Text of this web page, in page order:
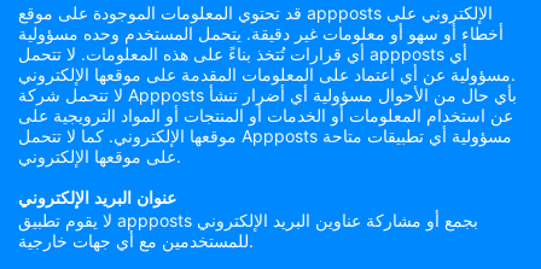
قد تحتوي المعلومات الموجودة على موقع appposts الإلكتروني على
أخطاء أو سهو أو معلومات غير دقيقة. يتحمل المستخدم وحده مسؤولية
أي قرارات تُتخذ بناءً على هذه المعلومات. لا تتحمل appposts أي
مسؤولية عن أي اعتماد على المعلومات المقدمة على موقعها الإلكتروني.
لا تتحمل شركة Appposts بأي حال من الأحوال مسؤولية أي أضرار تنشأ
عن استخدام المعلومات أو الخدمات أو المنتجات أو المواد الترويجية على
موقعها الإلكتروني. كما لا تتحمل Appposts مسؤولية أي تطبيقات متاحة
على موقعها الإلكتروني.
عنوان البريد الإلكتروني
لا يقوم تطبيق appposts بجمع أو مشاركة عناوين البريد الإلكتروني
للمستخدمين مع أي جهات خارجية.